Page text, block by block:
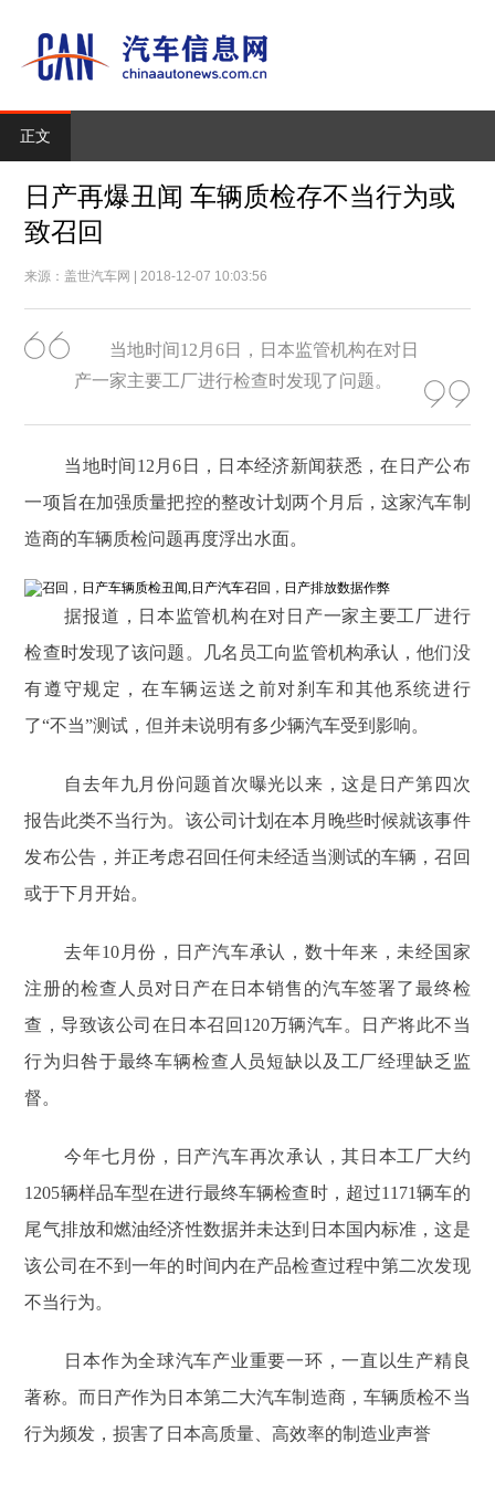
正文
日产再爆丑闻 车辆质检存不当行为或
致召回
来源：盖世汽车网 | 2018-12-07 10:03:56
当地时间12月6日，日本监管机构在对日
产一家主要工厂进行检查时发现了问题。
当地时间12月6日，日本经济新闻获悉，在日产公布
一项旨在加强质量把控的整改计划两个月后，这家汽车制
造商的车辆质检问题再度浮出水面。
据报道，日本监管机构在对日产一家主要工厂进行
检查时发现了该问题。几名员工向监管机构承认，他们没
有遵守规定，在车辆运送之前对刹车和其他系统进行
了“不当”测试，但并未说明有多少辆汽车受到影响。
自去年九月份问题首次曝光以来，这是日产第四次
报告此类不当行为。该公司计划在本月晚些时候就该事件
发布公告，并正考虑召回任何未经适当测试的车辆，召回
或于下月开始。
去年10月份，日产汽车承认，数十年来，未经国家
注册的检查人员对日产在日本销售的汽车签署了最终检
查，导致该公司在日本召回120万辆汽车。日产将此不当
行为归咎于最终车辆检查人员短缺以及工厂经理缺乏监
督。
今年七月份，日产汽车再次承认，其日本工厂大约
1205辆样品车型在进行最终车辆检查时，超过1171辆车的
尾气排放和燃油经济性数据并未达到日本国内标准，这是
该公司在不到一年的时间内在产品检查过程中第二次发现
不当行为。
日本作为全球汽车产业重要一环，一直以生产精良
著称。而日产作为日本第二大汽车制造商，车辆质检不当
行为频发，损害了日本高质量、高效率的制造业声誉